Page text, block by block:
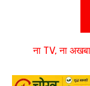
ना TV, ना